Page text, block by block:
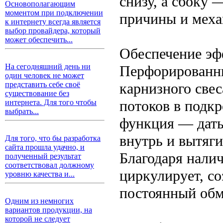
Основополагающим
моментом при подключении
к интернету всегда является
выбор провайдера, который
может обеспечить...
На сегодняшний день ни
один человек не может
представить себе своё
существование без
интернета. Для того чтобы
выбрать...
Для того, что бы разработка
сайта прошла удачно, и
полученный результат
соответствовал должному
уровню качества и...
Одним из немногих
вариантов продукции, на
которой не следует
причины и
Обеспечение
карнизного
потоков в
функция —
внутрь и
Благодаря
циркулирует,
постоянный